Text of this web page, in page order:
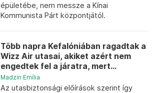
épületébe, nem messze a Kínai
Kommunista Párt központjától.
Több napra Kefalóniában ragadtak a
Wizz Air utasai, akiket azért nem
engedtek fel a járatra, mert...
Madzin Emília
Az utasbiztonsági előírások szerint így